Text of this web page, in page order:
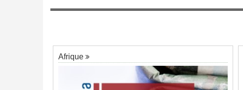
Afrique
7
de l'Internationale Socialiste concernant les